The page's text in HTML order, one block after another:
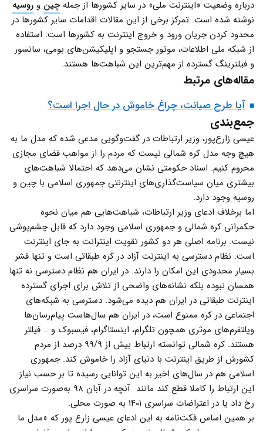
درباره وضعیت «اینترنت ملی» در سایر کشورها از جملهچین و روسیه
نوشته شده است. تمرکز برخی از این مقالات اقدامات سایر کشورها در
محدود کردن جریان ورود و خروج اینترنت به کشورها است. استفاده
از شبکه ملی اطلاعات، موتور جستجو و اپلیکیشن‌های بومی، سانسور
و فیلترینگ گسترده از مهم‌ترین این شباهت‌ها هستند.
مقاله‌های مرتبط
آیا طرح صیانت، چراغ خاموش در حال اجرا است؟
جمع‌بندی
عیسی زارع‌پور، وزیر ارتباطات در گفت‌وگویی مدعی شده که مدل ما به
هیچ وجه مدل کره شمالی نیست که مردم را از مواهب فضای مجازی
محروم کنیم. اسناد حکومتی نشان می‌دهد که احتمالا شباهت‌های
بیشتری میان سیاست‌گذاری‌های اینترنتی جمهوری اسلامی با چین و
روسیه وجود دارد.
اما برخلاف ادعای وزیر ارتباطات، شباهت‌هایی هم میان نحوه
حکمرانی کره شمالی و جمهوری اسلامی وجود دارد که قابل چشم‌پوشی
نیست. برنامه اصلی هر دو کشور تقویت اینترانت به جای اینترنت
است. نظام دسترسی به اینترنت آزاد در کره طبقاتی است و تنها قشر
بسیار محدودی این امکان را دارند. در ایران هم نظام دسترسی نه تنها
همسان نبوده بلکه نشانه‌های واضحی از تلاش برای اجرای گسترده
اینترنت طبقاتی در ایران هم دیده می‌شود. دسترسی به شبکه‌های
اجتماعی در کره ممنوع است، در ایران هم سال‌هاست پیام‌رسان‌ها
وپلتفرم‌های موثری همچون تلگرام، اینستاگرام، فیسبوک و .. فیلتر
هستند. کره شمالی توانسته ارتباط بیش از ۹۹/۹ درصد از مردم
کشورش از طریق اینترنت با دنیای آزاد را خاموش کند. جمهوری
اسلامی هم در سال‌های اخیر به این توانایی رسیده تا بر حسب نیاز
این ارتباط را کاملا قطع کند مانند آنچه در آبان ۹۸ به‌صورت سراسری
رخ داد یا در اعتراضات سراسری ۱۴۰۱ به صورت محلی.
بر همین اساس فکت‌نامه به این ادعای عیسی زارع پور که «مدل ما